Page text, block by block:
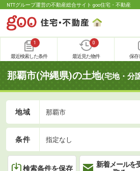
NTTグループ運営の不動産総合サイト goo住宅・不動産
1
最近検索した条件
0
最近見た物件 保存
那覇市(沖縄県)の土地(宅地・分
地域 那覇市
条件 指定なし
検索条件を保存
新着メールを